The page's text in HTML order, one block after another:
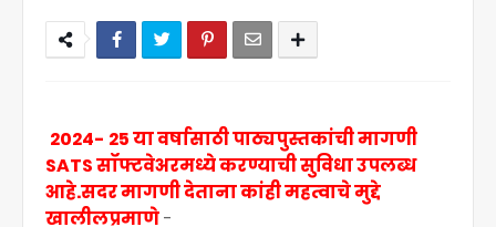
2024- 25 या वर्षासाठी पाठ्यपुस्तकांची मागणी
SATS सॉफ्टवेअरमध्ये करण्याची सुविधा उपलब्ध
आहे.सदर मागणी देताना कांही महत्वाचे मुद्दे
खालीलप्रमाणे-